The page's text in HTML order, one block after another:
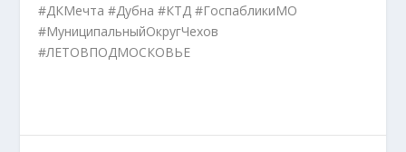
#ДКМечта #Дубна #КТД #ГоспабликиМО
#МуниципальныйОкругЧехов
#ЛЕТОВПОДМОСКОВЬЕ